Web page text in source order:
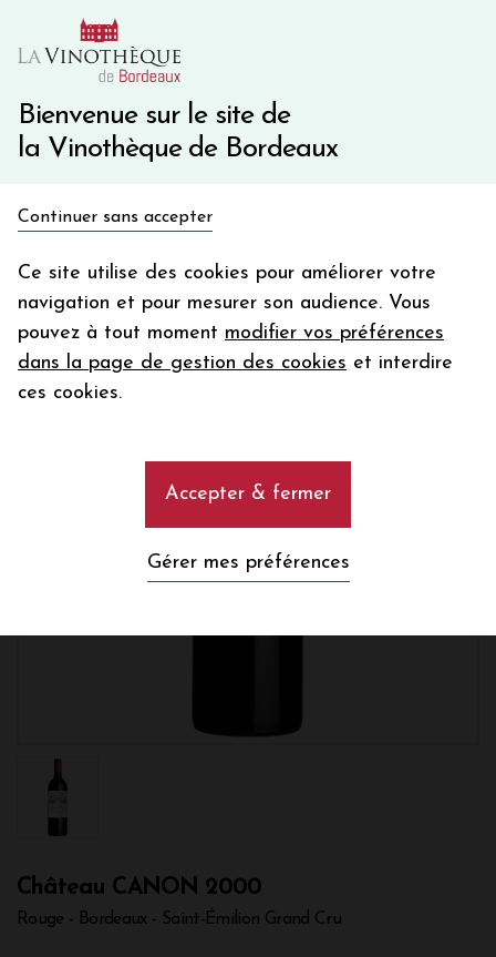
Bienvenue sur le site de
la Vinothèque de Bordeaux
Continuer sans accepter
Ce site utilise des cookies pour améliorer votre
navigation et pour mesurer son audience. Vous
pouvez à tout moment modifier vos préférences
dans la page de gestion des cookies et interdire
ces cookies.
Accepter & fermer
Gérer mes préférences
10€ de remise immédiate sur votre première commande
Une question ?
Château CANON 2000
Rouge - Bordeaux - Saint-Émilion Grand Cru
en bon d'achat
Votre
email
En m’abonnant, j’accepte de recevoir la newsletter de la